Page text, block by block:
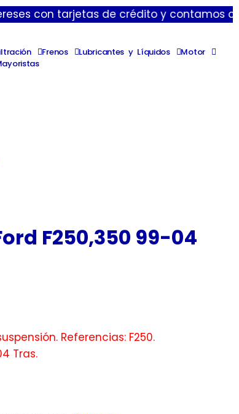
tarjetas de crédito y contamos con
Frenos Lubricantes y Líquidos
Motor
F250,350 99-04
Referencias: F250.
Tras.